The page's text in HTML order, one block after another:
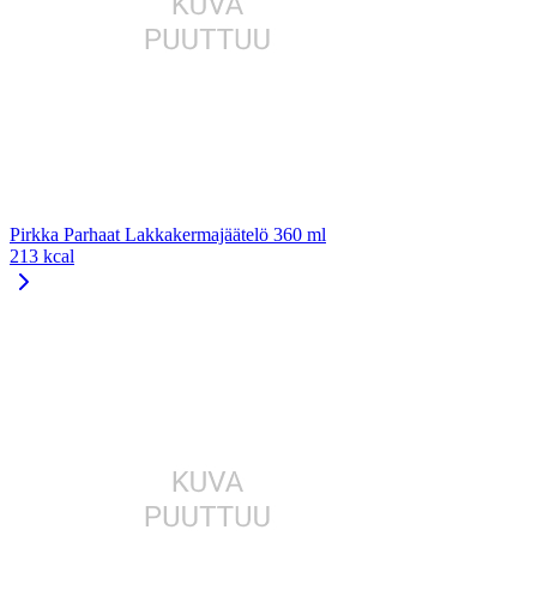
Pirkka Parhaat Lakkakermajäätelö 360 ml
213 kcal